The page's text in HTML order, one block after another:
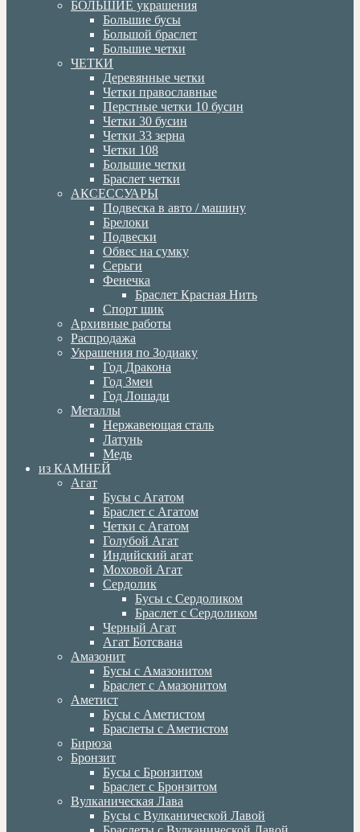
БОЛЬШИЕ украшения
Большие бусы
Большой браслет
Большие четки
ЧЕТКИ
Деревянные четки
Четки православные
Перстные четки 10 бусин
Четки 30 бусин
Четки 33 зерна
Четки 108
Большие четки
Браслет четки
АКСЕССУАРЫ
Подвеска в авто / машину
Брелоки
Подвески
Обвес на сумку
Серьги
Фенечка
Браслет Красная Нить
Спорт шик
Архивные работы
Распродажа
Украшения по Зодиаку
Год Дракона
Год Змеи
Год Лошади
Металлы
Нержавеющая сталь
Латунь
Медь
из КАМНЕЙ
Агат
Бусы с Агатом
Браслет с Агатом
Четки с Агатом
Голубой Агат
Индийский агат
Моховой Агат
Сердолик
Бусы с Сердоликом
Браслет с Сердоликом
Черный Агат
Агат Ботсвана
Амазонит
Бусы с Амазонитом
Браслет с Амазонитом
Аметист
Бусы с Аметистом
Браслеты с Аметистом
Бирюза
Бронзит
Бусы с Бронзитом
Браслет с Бронзитом
Вулканическая Лава
Бусы с Вулканической Лавой